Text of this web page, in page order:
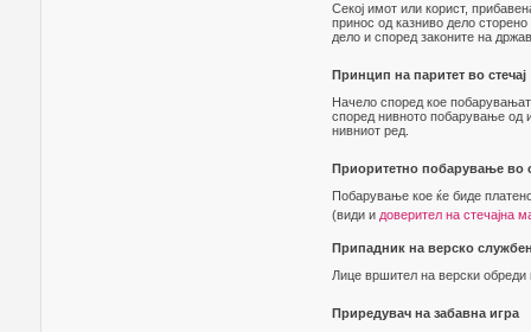
Секој имот или корист,
принос од казниво дело
дело и според законите на
Принцип на паритет во стечај
Начело според кое
според нивното побарување од
нивниот ред.
Приоритетно побарување во
Побарување кое ќе биде
(види и доверител на стечајна
Припадник на верско
Лице вршител на верски обреди
Приредувач на забавна игра